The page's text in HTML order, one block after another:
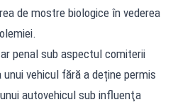
de mostre biologice în vederea
penal sub aspectul comiterii
vehicul fără a deține permis
autovehicul sub influenţa